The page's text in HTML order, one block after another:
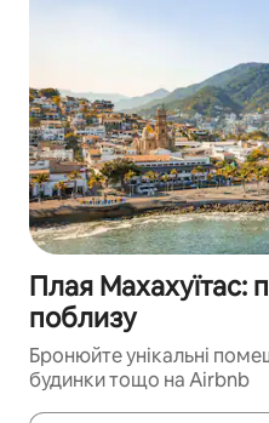
Плая Махахуїтас:
поблизу
Бронюйте унікальні
будинки тощо на Airbnb